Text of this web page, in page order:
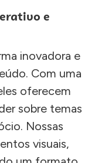
e
inovadora e
Com uma
oferecem
sobre temas
Nossas
visuais,